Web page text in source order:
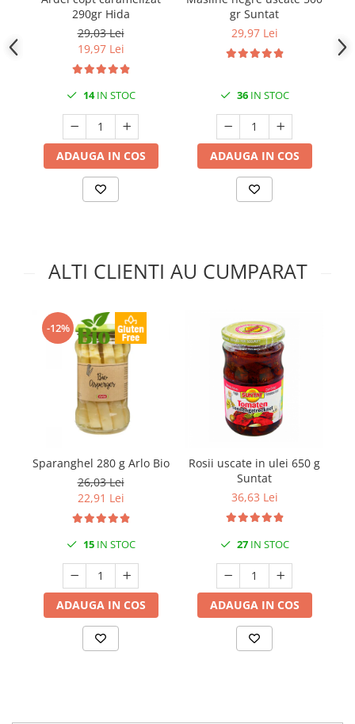
290gr Hida
29,03 Lei
19,97 Lei
14IN STOC
ADAUGA IN COS
gr Suntat
29,97 Lei
36IN STOC
ADAUGA IN COS
ALTI CLIENTI AU CUMPARAT
-12%
Sparanghel 280 g Arlo Bio
26,03 Lei
22,91 Lei
15IN STOC
ADAUGA IN COS
Rosii uscate in ulei 650 g
Suntat
36,63 Lei
27IN STOC
ADAUGA IN COS